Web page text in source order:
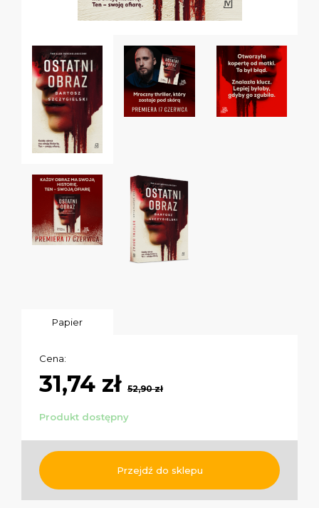
Papier
Cena:
31,74 zł 52,90 zł
Produkt dostępny
Przejdź do sklepu